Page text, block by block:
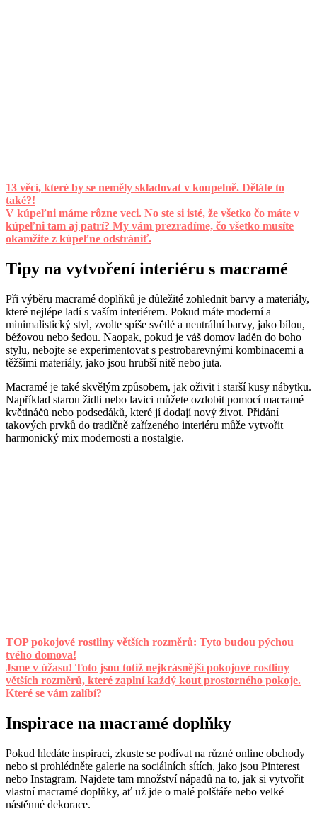
13 věcí, které by se neměly skladovat v koupelně. Děláte to
také?!
V kúpeľni máme rôzne veci. No ste si isté, že všetko čo máte v
kúpeľni tam aj patrí? My vám prezradíme, čo všetko musíte
okamžite z kúpeľne odstrániť.
Tipy na vytvoření interiéru s macramé
Při výběru macramé doplňků je důležité zohlednit barvy a materiály,
které nejlépe ladí s vaším interiérem. Pokud máte moderní a
minimalistický styl, zvolte spíše světlé a neutrální barvy, jako bílou,
béžovou nebo šedou. Naopak, pokud je váš domov laděn do boho
stylu, nebojte se experimentovat s pestrobarevnými kombinacemi a
těžšími materiály, jako jsou hrubší nitě nebo juta.
Macramé je také skvělým způsobem, jak oživit i starší kusy nábytku.
Například starou židli nebo lavici můžete ozdobit pomocí macramé
květináčů nebo podsedáků, které jí dodají nový život. Přidání
takových prvků do tradičně zařízeného interiéru může vytvořit
harmonický mix modernosti a nostalgie.
TOP pokojové rostliny větších rozměrů: Tyto budou pýchou
tvého domova!
Jsme v úžasu! Toto jsou totiž nejkrásnější pokojové rostliny
větších rozměrů, které zaplní každý kout prostorného pokoje.
Které se vám zalíbí?
Inspirace na macramé doplňky
Pokud hledáte inspiraci, zkuste se podívat na různé online obchody
nebo si prohlédněte galerie na sociálních sítích, jako jsou Pinterest
nebo Instagram. Najdete tam množství nápadů na to, jak si vytvořit
vlastní macramé doplňky, ať už jde o malé polštáře nebo velké
nástěnné dekorace.